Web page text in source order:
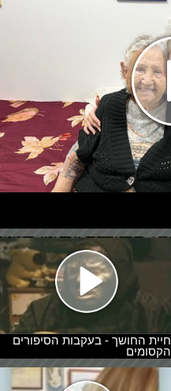
חיית החושך - בעקבות הסיפורים
הקסומים